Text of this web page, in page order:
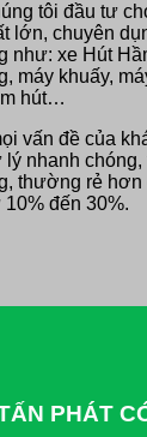
tôi đầu tư
lớn, chuyên
như: xe Hút
máy khuấy,
hút…
vấn đề của
nhanh
thường rẻ
đến 30%.
PHÁT